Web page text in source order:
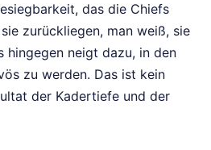
das die Chiefs
zurückliegen, man weiß, sie
hingegen neigt dazu, in den
zu werden. Das ist kein
der Kadertiefe und der